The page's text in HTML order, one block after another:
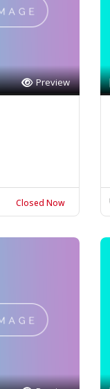
Preview
Closed Now